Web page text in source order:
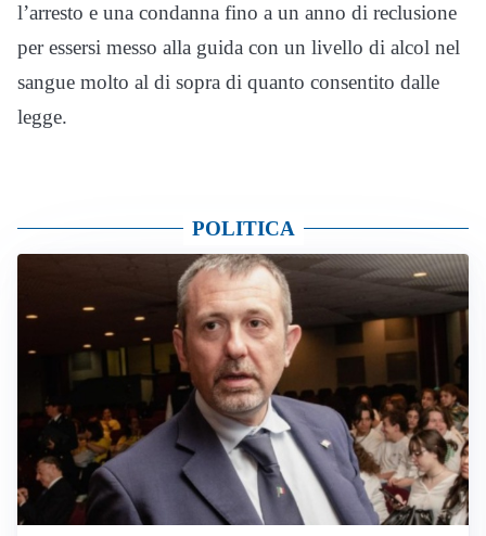
l’arresto e una condanna fino a un anno di reclusione
per essersi messo alla guida con un livello di alcol nel
sangue molto al di sopra di quanto consentito dalle
legge.
POLITICA